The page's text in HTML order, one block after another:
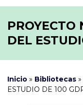
PROYECTO
DEL
Inicio » Bibliotecas »
ESTUDIO DE 100